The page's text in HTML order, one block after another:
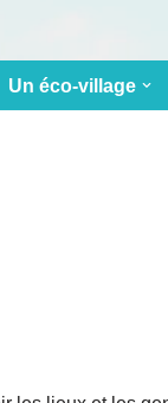
Un éco-village